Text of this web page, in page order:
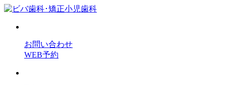
お問い合わせ
WEB予約